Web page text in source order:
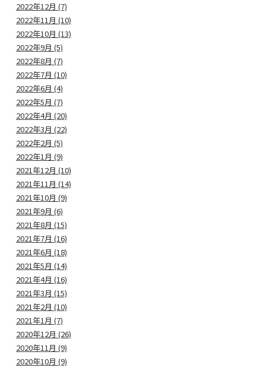
2022年12月 (7)
2022年11月 (10)
2022年10月 (13)
2022年9月 (5)
2022年8月 (7)
2022年7月 (10)
2022年6月 (4)
2022年5月 (7)
2022年4月 (20)
2022年3月 (22)
2022年2月 (5)
2022年1月 (9)
2021年12月 (10)
2021年11月 (14)
2021年10月 (9)
2021年9月 (6)
2021年8月 (15)
2021年7月 (16)
2021年6月 (18)
2021年5月 (14)
2021年4月 (16)
2021年3月 (15)
2021年2月 (10)
2021年1月 (7)
2020年12月 (26)
2020年11月 (9)
2020年10月 (9)